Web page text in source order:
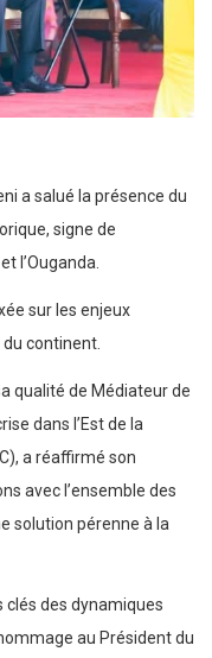
a salué la présence du
signe de
l’Ouganda.
sur les enjeux
continent.
qualité de Médiateur de
dans l’Est de la
a réaffirmé son
avec l’ensemble des
solution pérenne à la
clés des dynamiques
au Président du